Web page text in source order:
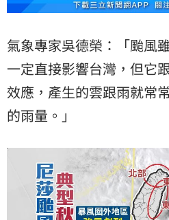
氣象專家吳德榮：「颱風
一定直接影響台灣，但它
效應，產生的雲跟雨就常
的雨量。」